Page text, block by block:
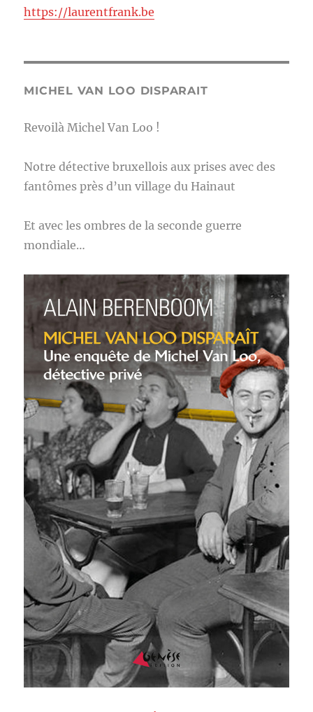
https://laurentfrank.be
MICHEL VAN LOO DISPARAIT
Revoilà Michel Van Loo !
Notre détective bruxellois aux prises avec des
fantômes près d’un village du Hainaut
Et avec les ombres de la seconde guerre
mondiale…